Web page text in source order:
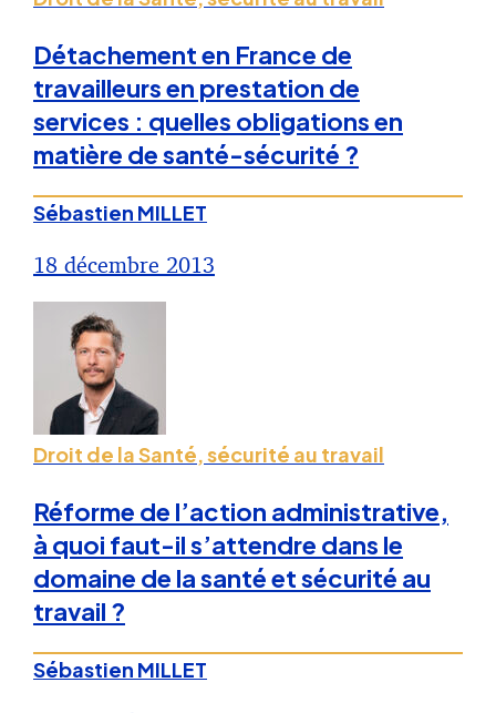
Détachement en France de
travailleurs en prestation de
services : quelles obligations en
matière de santé-sécurité ?
Sébastien MILLET
18 décembre 2013
Droit de la Santé, sécurité au travail
Réforme de l’action administrative,
à quoi faut-il s’attendre dans le
domaine de la santé et sécurité au
travail ?
Sébastien MILLET